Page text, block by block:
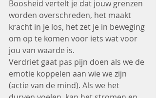
Boosheid vertelt je dat jouw grenzen
worden overschreden, het maakt
kracht in je los, het zet je in beweging
om op te komen voor iets wat voor
jou van waarde is.
Verdriet gaat pas pijn doen als we de
emotie koppelen aan wie we zijn
(actie van de mind). Als we het